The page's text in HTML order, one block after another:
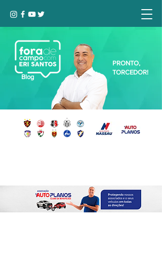
Blog
PRONTO,
TORCEDOR!